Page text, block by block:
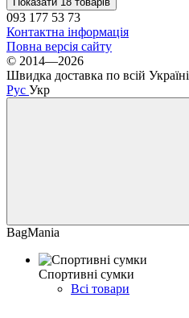
093 177 53 73
Контактна інформація
Повна версія сайту
© 2014—2026
Швидка доставка по всій Україні
Рус Укр
BagMania
Спортивні сумки
Всі товари